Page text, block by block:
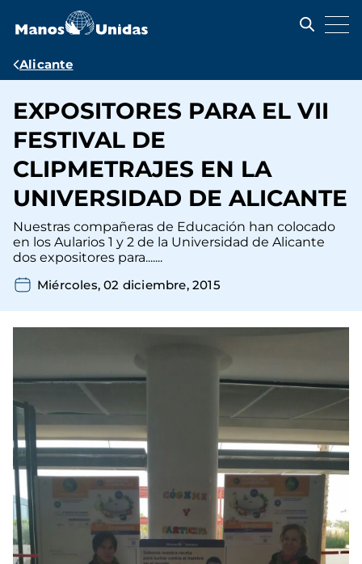
contenido
Ruta
navegación
Alicante
EXPOSITORES PARA EL VII
FESTIVAL DE
CLIPMETRAJES EN LA
UNIVERSIDAD DE ALICANTE
Nuestras compañeras de Educación han colocado
en los Aularios 1 y 2 de la Universidad de Alicante
dos expositores para.......
Miércoles, 02 diciembre, 2015